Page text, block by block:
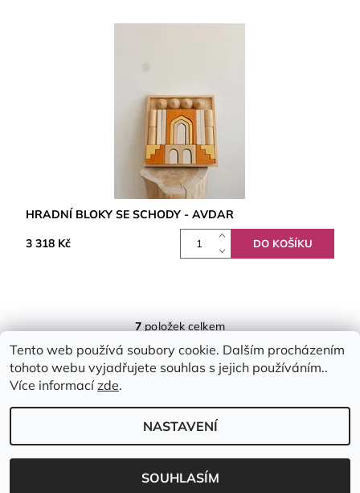
HRADNÍ BLOKY SE SCHODY - AVDAR
3 318 Kč
7položek celkem
2026 © Emimis.cz, všechna práva vyhrazena
Vytvořil Shoptet
Tento web používá soubory cookie. Dalším procházením
tohoto webu vyjadřujete souhlas s jejich používáním..
Více informacízde.
NASTAVENÍ
SOUHLASÍM